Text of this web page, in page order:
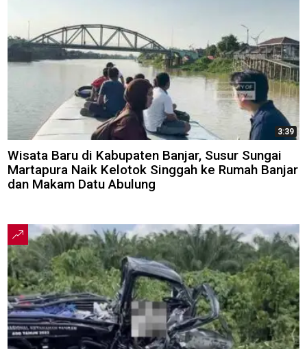
3:39
Wisata Baru di Kabupaten Banjar, Susur Sungai
Martapura Naik Kelotok Singgah ke Rumah Banjar
dan Makam Datu Abulung